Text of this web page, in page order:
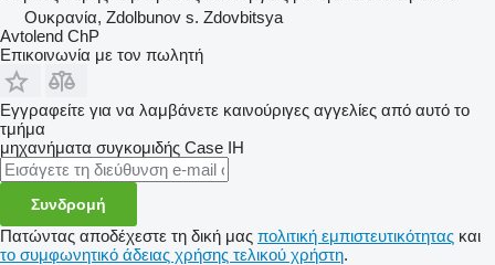
Ουκρανία, Zdolbunov s. Zdovbitsya
Avtolend ChP
Επικοινωνία με τον πωλητή
Εγγραφείτε για να λαμβάνετε καινούριγες αγγελίες από αυτό το
τμήμα
μηχανήματα συγκομιδής Case IH
Συνδρομή
Πατώντας αποδέχεστε τη δική μας πολιτική εμπιστευτικότητας και
το συμφωνητικό άδειας χρήσης τελικού χρήστη.